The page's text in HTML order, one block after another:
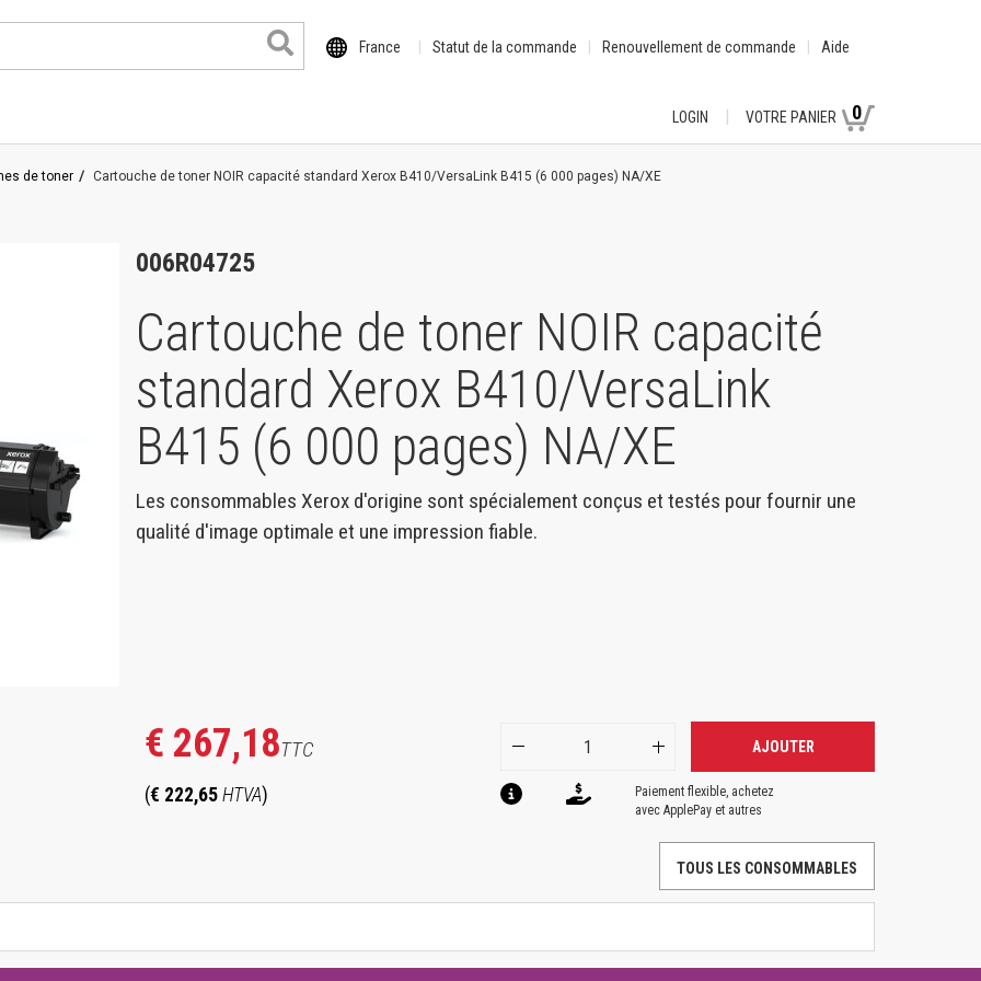
France Statut de la commande Renouvellement de commande Aide
la série XE
LOGIN VOTRE PANIER 0
de toner Cartouche de toner NOIR capacité standard Xerox B410/VersaLink B415 (6 000 pages) NA/XE
006R04725
Cartouche de toner NOIR capacité
standard Xerox B410/VersaLink
B415 (6 000 pages) NA/XE
Les consommables Xerox d'origine sont spécialement conçus et testés pour fournir une
qualité d'image optimale et une impression fiable.
€ 267,18TTC
(€ 222,65 HTVA)
AJOUTER
Paiement flexible, achetez
avec ApplePay et autres
TOUS LES CONSOMMABLES